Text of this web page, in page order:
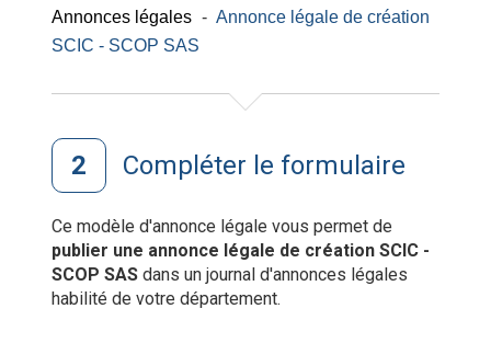
Annonces légales - Annonce légale de création
SCIC - SCOP SAS
Compléter le formulaire
Ce modèle d'annonce légale vous permet de
publier une annonce légale de création SCIC -
SCOP SAS dans un journal d'annonces légales
habilité de votre département.